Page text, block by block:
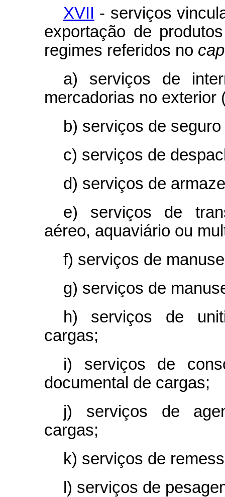
XVII - serviços
exportação de
regimes referidos no
a) serviços de
mercadorias no exterior
b) serviços de
c) serviços de
d) serviços de
e) serviços de
aéreo, aquaviário ou
f) serviços de
g) serviços de
h) serviços de
cargas;
i) serviços de
documental de cargas;
j) serviços de
cargas;
k) serviços de
l) serviços de